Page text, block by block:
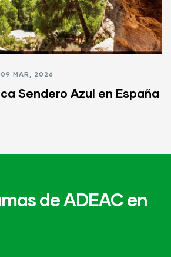
09 MAR, 2026
Sendero Azul en España
de ADEAC en